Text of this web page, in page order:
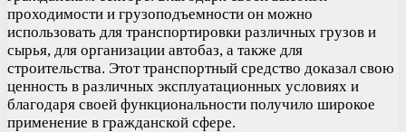
проходимости и грузоподъемности он можно
использовать для транспортировки различных грузов и
сырья, для организации автобаз, а также для
строительства. Этот транспортный средство доказал свою
ценность в различных эксплуатационных условиях и
благодаря своей функциональности получило широкое
применение в гражданской сфере.